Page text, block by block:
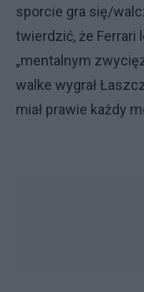
sporcie gra się/
twierdzić, że Ferrari
„mentalnym
walke wygrał
miał prawie każdy